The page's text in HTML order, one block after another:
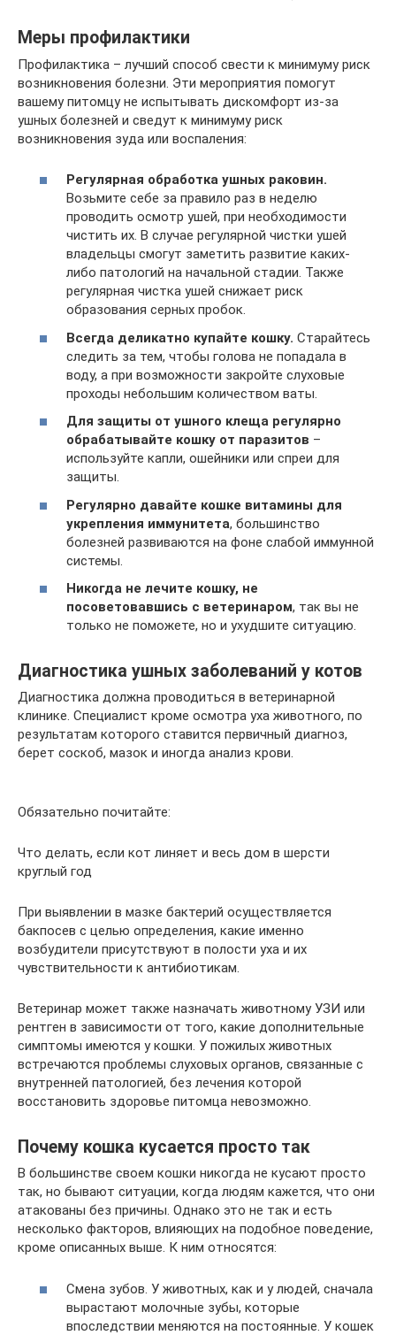
Меры профилактики
Профилактика – лучший способ свести к минимуму риск
возникновения болезни. Эти мероприятия помогут
вашему питомцу не испытывать дискомфорт из-за
ушных болезней и сведут к минимуму риск
возникновения зуда или воспаления:
Регулярная обработка ушных раковин.
Возьмите себе за правило раз в неделю
проводить осмотр ушей, при необходимости
чистить их. В случае регулярной чистки ушей
владельцы смогут заметить развитие каких-
либо патологий на начальной стадии. Также
регулярная чистка ушей снижает риск
образования серных пробок.
Всегда деликатно купайте кошку. Старайтесь
следить за тем, чтобы голова не попадала в
воду, а при возможности закройте слуховые
проходы небольшим количеством ваты.
Для защиты от ушного клеща регулярно
обрабатывайте кошку от паразитов –
используйте капли, ошейники или спреи для
защиты.
Регулярно давайте кошке витамины для
укрепления иммунитета, большинство
болезней развиваются на фоне слабой иммунной
системы.
Никогда не лечите кошку, не
посоветовавшись с ветеринаром, так вы не
только не поможете, но и ухудшите ситуацию.
Диагностика ушных заболеваний у котов
Диагностика должна проводиться в ветеринарной
клинике. Специалист кроме осмотра уха животного, по
результатам которого ставится первичный диагноз,
берет соскоб, мазок и иногда анализ крови.
Обязательно почитайте:
Что делать, если кот линяет и весь дом в шерсти
круглый год
При выявлении в мазке бактерий осуществляется
бакпосев с целью определения, какие именно
возбудители присутствуют в полости уха и их
чувствительности к антибиотикам.
Ветеринар может также назначать животному УЗИ или
рентген в зависимости от того, какие дополнительные
симптомы имеются у кошки. У пожилых животных
встречаются проблемы слуховых органов, связанные с
внутренней патологией, без лечения которой
восстановить здоровье питомца невозможно.
Почему кошка кусается просто так
В большинстве своем кошки никогда не кусают просто
так, но бывают ситуации, когда людям кажется, что они
атакованы без причины. Однако это не так и есть
несколько факторов, влияющих на подобное поведение,
кроме описанных выше. К ним относятся:
Смена зубов. У животных, как и у людей, сначала
вырастают молочные зубы, которые
впоследствии меняются на постоянные. У кошек